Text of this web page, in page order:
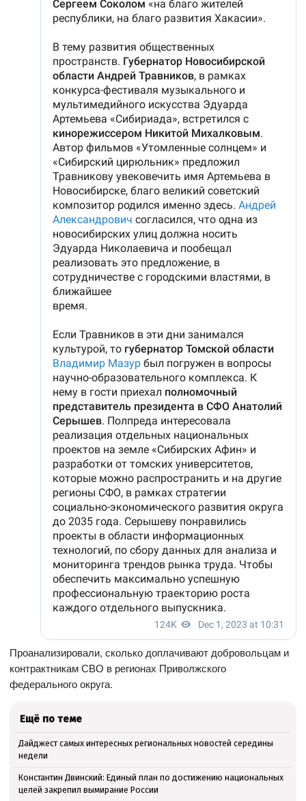
Проанализировали, сколько доплачивают добровольцам и
контрактникам СВО в регионах Приволжского
федерального округа.
Ещё по теме
Дайджест самых интересных региональных новостей середины
недели
Константин Двинский: Единый план по достижению национальных
целей закрепил вымирание России